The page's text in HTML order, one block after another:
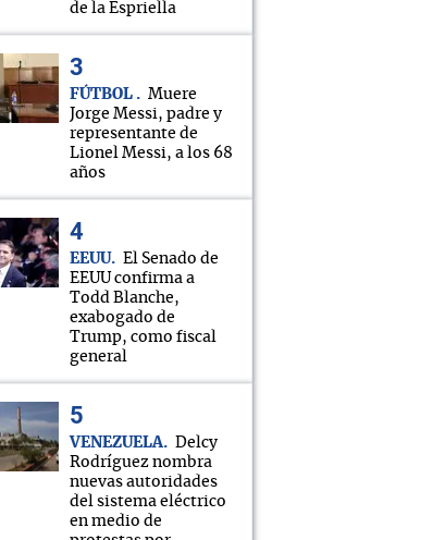
de la Espriella
FÚTBOL
Muere
Jorge Messi, padre y
representante de
Lionel Messi, a los 68
años
EEUU
El Senado de
EEUU confirma a
Todd Blanche,
exabogado de
Trump, como fiscal
general
VENEZUELA
Delcy
Rodríguez nombra
nuevas autoridades
del sistema eléctrico
en medio de